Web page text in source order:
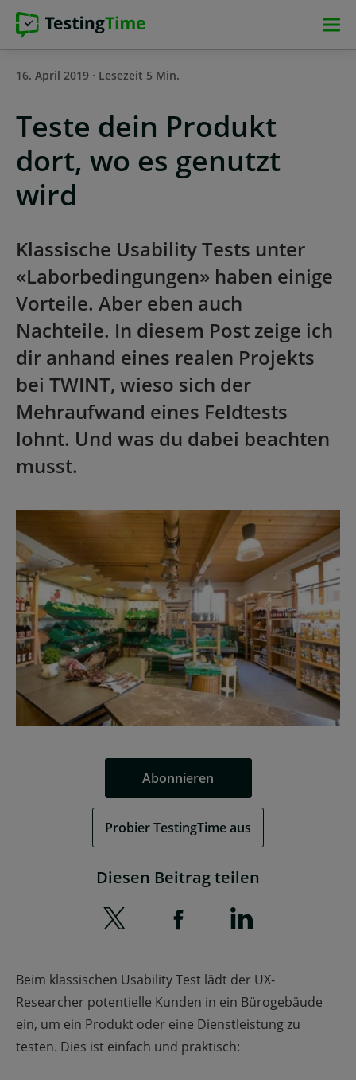
Zur
Hauptnavigation
Zur
Hauptnavigation
Zum
Hauptinhalt
Zum
Footer
16. April 2019 · Lesezeit 5 Min.
Teste dein Produkt
dort, wo es genutzt
wird
Klassische Usability Tests unter
«Laborbedingungen» haben einige
Vorteile. Aber eben auch
Nachteile. In diesem Post zeige ich
dir anhand eines realen Projekts
bei TWINT, wieso sich der
Mehraufwand eines Feldtests
lohnt. Und was du dabei beachten
musst.
Abonnieren
Probier TestingTime aus
Diesen Beitrag teilen
Beim klassischen Usability Test lädt der UX-
Researcher potentielle Kunden in ein Bürogebäude
ein, um ein Produkt oder eine Dienstleistung zu
testen. Dies ist einfach und praktisch: